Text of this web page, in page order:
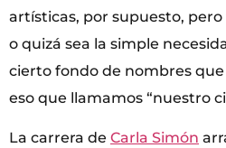
artísticas, por supuesto,
o quizá sea la simple
cierto fondo de nombres
eso que llamamos “nuestro
La carrera de Carla Simón